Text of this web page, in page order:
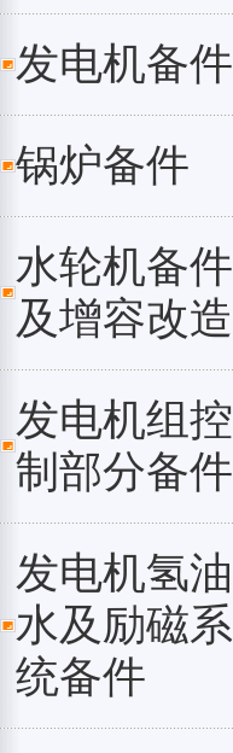
发电机备件
锅炉备件
水轮机备件
及增容改造
发电机组控
制部分备件
发电机氢油
水及励磁系
统备件